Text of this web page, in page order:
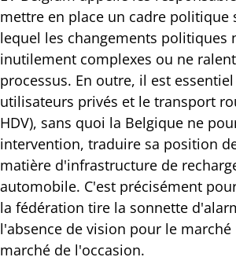
mettre en place un cadre politique
lequel les changements politiques
inutilement complexes ou ne
processus. En outre, il est
utilisateurs privés et le transport
HDV), sans quoi la Belgique ne
intervention, traduire sa position
matière d'infrastructure de
automobile. C'est précisément
la fédération tire la sonnette
l'absence de vision pour le
marché de l'occasion.